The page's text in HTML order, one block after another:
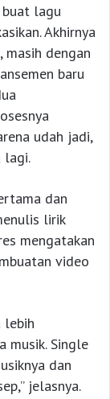
lagu
Akhirnya
masih dengan
baru
udah jadi,
lagi.
dan
lirik
mengatakan
video
lebih
musik. Single
dan
jelasnya.